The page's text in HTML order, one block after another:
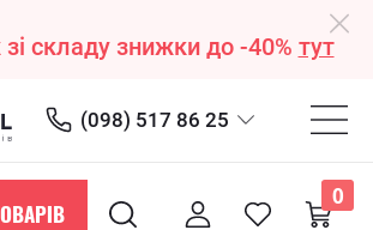
складу знижки до -40% тут
(098) 517 86 25
0